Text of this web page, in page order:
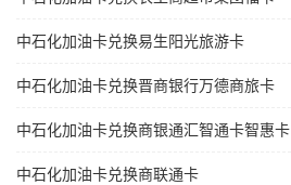
中石化加油卡兑换易生阳光旅游卡
中石化加油卡兑换晋商银行万德商旅卡
中石化加油卡兑换商银通汇智通卡智惠卡
中石化加油卡兑换商联通卡